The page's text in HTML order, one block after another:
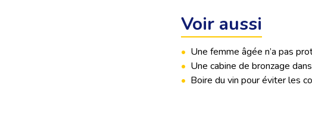
Voir aussi
• Une femme âgée n’a pas
• Une cabine de bronzage
• Boire du vin pour éviter les